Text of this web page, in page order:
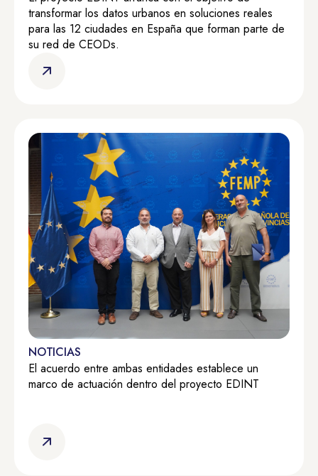
transformar los datos urbanos en soluciones reales
para las 12 ciudades en España que forman parte de
su red de CEODs.
NOTICIAS
El acuerdo entre ambas entidades establece un
marco de actuación dentro del proyecto EDINT